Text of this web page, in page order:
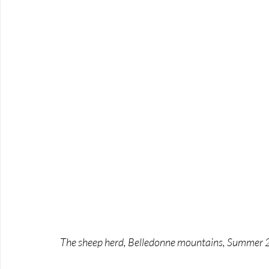
The sheep herd, Belledonne mountains, Summer